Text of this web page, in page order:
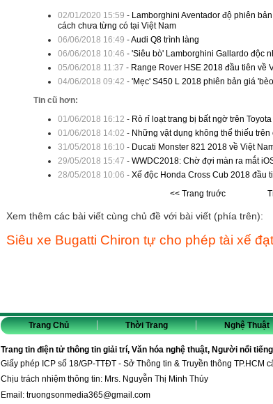
02/01/2020 15:59 - Lamborghini Aventador độ phiên
cách chưa từng có tại Việt Nam
06/06/2018 16:49 -Audi Q8 trình làng
06/06/2018 10:46 - 'Siêu bò' Lamborghini Gallardo độc
05/06/2018 11:37 - Range Rover HSE 2018 đầu tiên về
04/06/2018 09:42 - 'Mẹc' S450 L 2018 phiên bản giá
Tin cũ hơn:
01/06/2018 16:12 - Rò rỉ loạt trang bị bất ngờ trên
01/06/2018 14:02 - Những vật dụng không thể thiếu trên
31/05/2018 16:10 - Ducati Monster 821 2018 về Việt
29/05/2018 15:47 - WWDC2018: Chờ đợi màn ra mắt
28/05/2018 10:06 - Xế độc Honda Cross Cub 2018 đầu
<< Trang truớc
Xem thêm các bài viết cùng chủ đề với bài viết (phía trên):
Siêu xe Bugatti Chiron tự cho phép tài xế
Trang Chủ Thời Trang Nghệ Thuật
Trang tin điện tử thông tin giải trí, Văn hóa nghệ thuật, Người nổi tiếng
Giấy phép ICP số 18/GP-TTĐT - Sở Thông tin & Truyền thông TP.HCM
Chịu trách nhiệm thông tin: Mrs. Nguyễn Thị Minh Thúy
Email: truongsonmedia365@gmail.com